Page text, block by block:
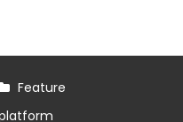
Feature